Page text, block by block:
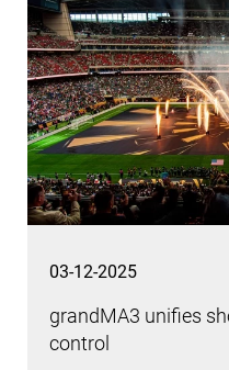
03-12-2025
grandMA3 unifies
control